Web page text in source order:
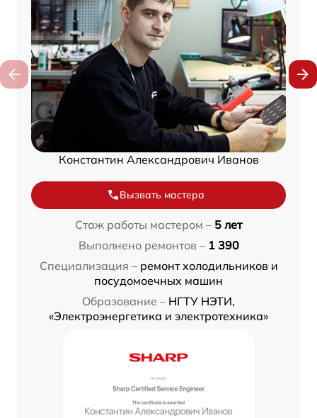
Константин Александрович Иванов
Вызвать мастера
Стаж работы мастером – 5 лет
Выполнено ремонтов – 1 390
Специализация – ремонт холодильников и
посудомоечных машин
Образование – НГТУ НЭТИ,
«Электроэнергетика и электротехника»